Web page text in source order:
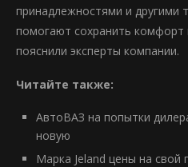
принадлежностями и другими
помогают сохранить
пояснили эксперты компании.
Читайте также:
АвтоВАЗ на попытки
новую
Марка Jeland цены на свой